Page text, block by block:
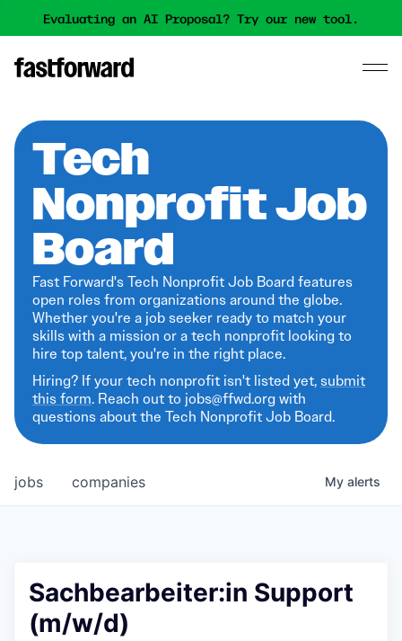
Evaluating an AI Proposal? Try our new tool.
Tech
Nonprofit Job
Board
Fast Forward's Tech Nonprofit Job Board features
open roles from organizations around the globe.
Whether you're a job seeker ready to match your
skills with a mission or a tech nonprofit looking to
hire top talent, you're in the right place.
Hiring? If your tech nonprofit isn't listed yet,submit
this form. Reach out to jobs@ffwd.org with
questions about the Tech Nonprofit Job Board.
jobs companies My alerts
Sachbearbeiter:in Support
(m/w/d)